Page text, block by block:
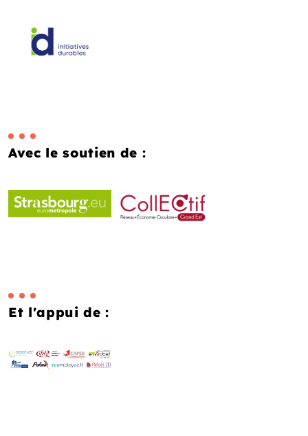
Avec le soutien de :
Et l'appui de :